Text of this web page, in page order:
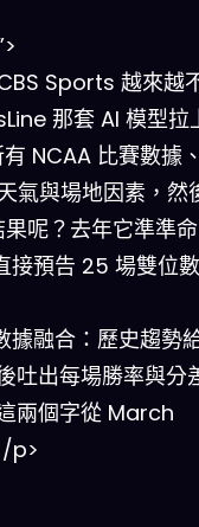
Sports 越來越
那套 AI 模型拉
NCAA 比賽數據
氣與場地因素，然
呢？去年它準準
接預告 25 場雙位
據融合：歷史趨勢
吐出每場勝率與分
兩個字從 March
p>